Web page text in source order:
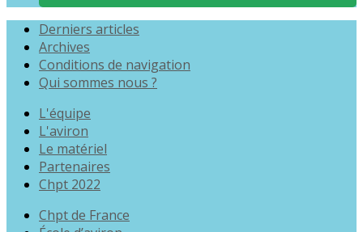
Derniers articles
Archives
Conditions de navigation
Qui sommes nous ?
L'équipe
L'aviron
Le matériel
Partenaires
Chpt 2022
Chpt de France